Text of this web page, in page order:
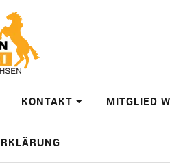
KONTAKT MITGLIED